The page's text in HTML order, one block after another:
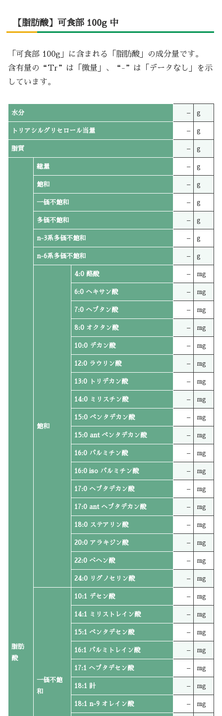
【脂肪酸】可食部 100g 中
「可食部 100g」に含まれる「脂肪酸」の成分量です。
含有量の“Tr”は「微量」、“-”は「データなし」を示
しています。
水分 – g
トリアシルグリセロール当量 – g
脂質 – g
脂肪
酸
総量 – g
飽和 – g
一価不飽和 – g
多価不飽和 – g
n-3系多価不飽和 – g
n-6系多価不飽和 – g
飽和
4:0 酪酸 – mg
6:0 ヘキサン酸 – mg
7:0 ヘプタン酸 – mg
8:0 オクタン酸 – mg
10:0 デカン酸 – mg
12:0 ラウリン酸 – mg
13:0 トリデカン酸 – mg
14:0 ミリスチン酸 – mg
15:0 ペンタデカン酸 – mg
15:0 ant ペンタデカン酸 – mg
16:0 パルミチン酸 – mg
16:0 iso パルミチン酸 – mg
17:0 ヘプタデカン酸 – mg
17:0 ant ヘプタデカン酸 – mg
18:0 ステアリン酸 – mg
20:0 アラキジン酸 – mg
22:0 ベヘン酸 – mg
24:0 リグノセリン酸 – mg
一価不飽
和
10:1 デセン酸 – mg
14:1 ミリストレイン酸 – mg
15:1 ペンタデセン酸 – mg
16:1 パルミトレイン酸 – mg
17:1 ヘプタデセン酸 – mg
18:1 計 – mg
18:1 n-9 オレイン酸 – mg